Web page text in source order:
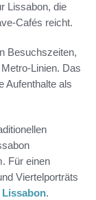
Lissabon, die
Cafés reicht.
Besuchszeiten,
Linien. Das
Aufenthalte als
Für einen
Viertelporträts
Lissabon.